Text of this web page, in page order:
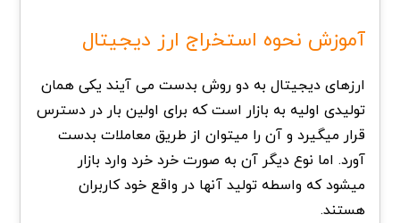
آموزش نحوه استخراج ارز دیجیتال
ارزهای دیجیتال به دو روش بدست می آیند یکی همان
تولیدی اولیه به بازار است که برای اولین بار در دسترس
قرار میگیرد و آن را میتوان از طریق معاملات بدست
آورد. اما نوع دیگر آن به صورت خرد خرد وارد بازار
میشود که واسطه تولید آنها در واقع خود کاربران
هستند.